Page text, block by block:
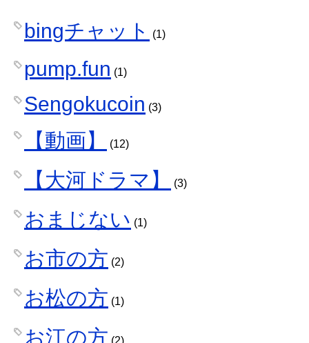
bingチャット (1)
pump.fun (1)
Sengokucoin (3)
【動画】 (12)
【大河ドラマ】 (3)
おまじない (1)
お市の方 (2)
お松の方 (1)
お江の方